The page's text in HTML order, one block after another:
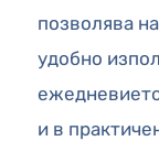
позволява
удобно
и в